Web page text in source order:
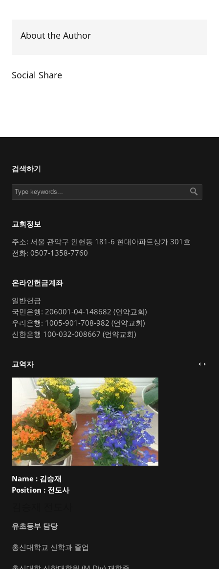
About the Author
Social Share
검색하기
교회정보
주소: 서울 관악구 인헌동 181-6 현대아파트상가 301호
전화: 0507-1358-7760
온라인헌금계좌
일반헌금
국민은행: 206001-04-148682 (언약교회)
우리은행: 1005-901-708-982 (언약교회)
신한은행 100-032-008667 (언약교회)
교역자
Name : 김승재
Position : 전도사
유초등부 담당
총신대학교 신학과 졸업